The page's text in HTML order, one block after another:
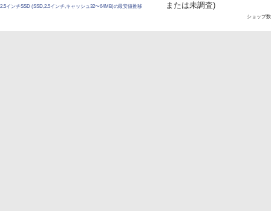
2.5インチSSD (SSD,2.5インチ,キャッシュ32〜64MB)の最安値推移
または未調査)
ショップ数